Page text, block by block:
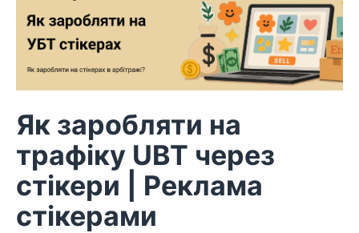
Як заробляти на
трафіку UBT через
стікери | Реклама
стікерами